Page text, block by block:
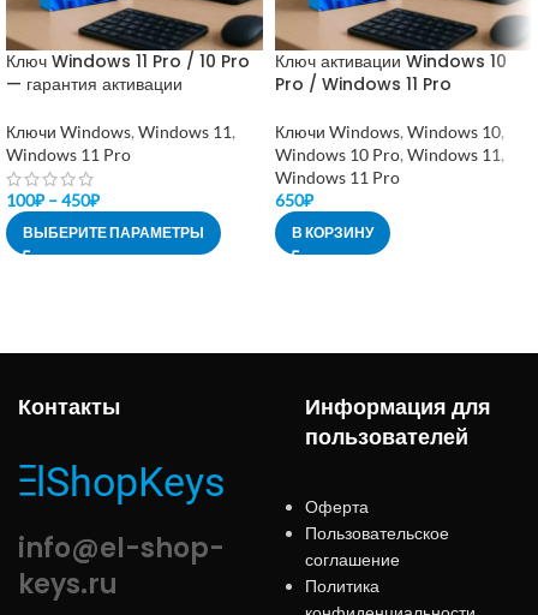
Ключ Windows 11 Pro / 10 Pro
— гарантия активации
Ключи Windows, Windows 11,
Windows 11 Pro
100₽ –450₽
ВЫБЕРИТЕ ПАРАМЕТРЫ
Ключ активации Windows 10
Pro / Windows 11 Pro
Ключи Windows, Windows 10,
Windows 10 Pro, Windows 11,
Windows 11 Pro
650₽
В КОРЗИНУ
Контакты
info@el-shop-
keys.ru
Информация для
пользователей
Оферта
Пользовательское
соглашение
Политика